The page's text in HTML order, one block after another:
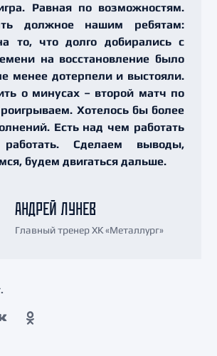
Равная по возможностям.
должное нашим ребятам:
то, что долго добирались с
на восстановление было
менее дотерпели и выстояли.
о минусах – второй матч по
Хотелось бы более
Есть над чем работать
Сделаем выводы,
будем двигаться дальше.
АНДРЕЙ ЛУНЕВ
Главный тренер ХК «Металлург»